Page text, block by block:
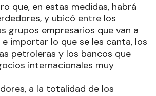
que, en estas medidas, habrá
y ubicó entre los
grupos empresarios que van a
importar lo que se les canta, los
petroleras y los bancos que
internacionales muy
a la totalidad de los